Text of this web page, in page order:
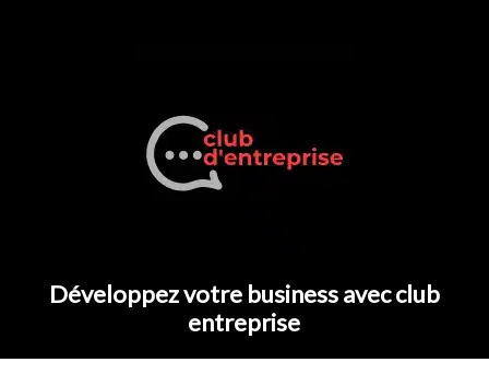
Développez votre business avec club
entreprise